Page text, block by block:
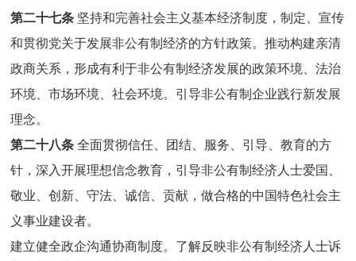
第二十七条 坚持和完善社会主义基本经济制度，制定、宣传
和贯彻党关于发展非公有制经济的方针政策。推动构建亲清
政商关系，形成有利于非公有制经济发展的政策环境、法治
环境、市场环境、社会环境。引导非公有制企业践行新发展
理念。
第二十八条 全面贯彻信任、团结、服务、引导、教育的方
针，深入开展理想信念教育，引导非公有制经济人士爱国、
敬业、创新、守法、诚信、贡献，做合格的中国特色社会主
义事业建设者。
建立健全政企沟通协商制度。了解反映非公有制经济人士诉